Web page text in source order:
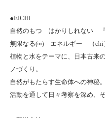
●EICHI
自然のもつ はかりしれない
無限なる(∞) エネルギー （chi
植物と水をテーマに、日本古来
ノづくり。
自然がもたらす生命体への神秘
活動を通して日々考察を深め、